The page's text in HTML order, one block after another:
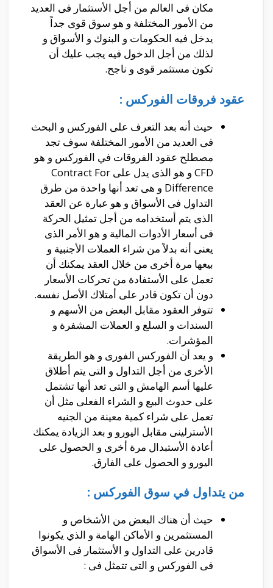
مكان فى العالم من أجل الأستثمار فى العديد
من الأمور المختلفة و هو سوق قوى جداً
يدخل فيه الحكومات و البنوك و الأسواق و
لذلك من أجل الدخول فيه يجب عليك أن
تكون مستثمر قوى و ناجح.
عقود فروقات الفوركس :
حيث أنه بعد التعرف على الفوركس و البحث
فى العديد من الأمور المختلفة سوف تجد
مصطلح عقود الفروقات في الفوركس و هو
CFD و هو الذى يدل على Contract For
Difference و هى تعد أنها واحدة من طرق
التداول فى الأسواق و هو عبارة عن العقد
الذى يتم أستخدامه من أجل تمثيل الحركة
فى أسعار الأدوات المالية و هو الأمر الذى
يعنى أنه بدلاً من شراء العملات الأجنبية و
بيعها مرة أخرى من خلال العقد يمكنك أن
تعمل على الأستفادة من تحركات الأسعار
دون أن تكون قادر على أمتلاك الأصل نفسه.
تتوفر العقود مقابل البعض من الأسهم و
السندات و السلع و العملات المشفرة و
المؤشرات.
و يعد أن الفوركس الفورى و هو الطريقة
الأخرى من أجل التداول و التى يتم أطلاق
عليها أسم الهامش و التى تعد أنها تشتمل
على حدوث البيع و الشراء الفعلى مثل أن
تعمل على شراء كمية معينة من الجنيه
الأسترلينى مقابل اليورو و بعد الزيادة يمكنك
أعادة الأستبدال مرة أخرى و الحصول على
اليورو و الحصول على الفارق.
من يتداول في سوق الفوركس :
حيث أن هناك البعض من الأشخاص و
المستثمرين و الأماكن الهامة و الذي يكونوا
قادرين على التداول و الأستثمار فى الأسواق
فى الفوركس و التى تتمثل فى :